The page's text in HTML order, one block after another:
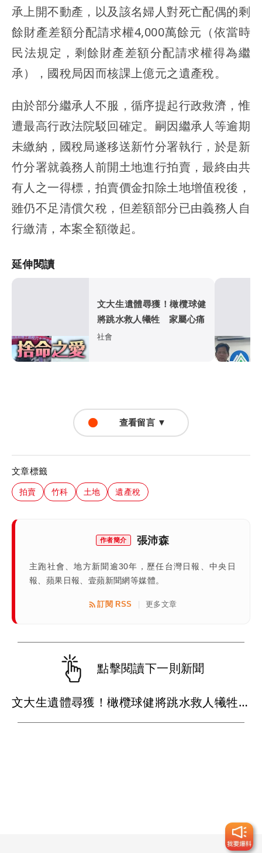
承上開不動產，以及該名婦人對死亡配偶的剩
餘財產差額分配請求權4,000萬餘元（依當時
民法規定，剩餘財產差額分配請求權得為繼
承），國稅局因而核課上億元之遺產稅。
由於部分繼承人不服，循序提起行政救濟，惟
遭最高行政法院駁回確定。嗣因繼承人等逾期
未繳納，國稅局遂移送新竹分署執行，於是新
竹分署就義務人前開土地進行拍賣，最終由共
有人之一得標，拍賣價金扣除土地增值稅後，
雖仍不足清償欠稅，但差額部分已由義務人自
行繳清，本案全額徵起。
延伸閱讀
文大生遺體尋獲！橄欖球健
將跳水救人犧牲 家屬心痛
社會
查看留言 ▼
文章標籤
拍賣 竹科 土地 遺產稅
作者簡介 張沛森
主跑社會、地方新聞逾30年，歷任台灣日報、中央日
報、蘋果日報、壹蘋新聞網等媒體。
訂閱 RSS 更多文章
點擊閱讀下一則新聞
文大生遺體尋獲！橄欖球健將跳水救人犧牲 家屬心痛